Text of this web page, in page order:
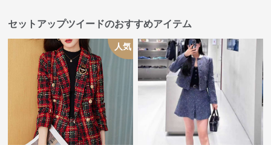
セットアップツイードのおすすめアイテム
人気